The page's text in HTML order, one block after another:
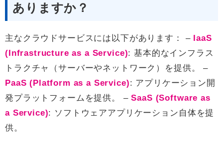
ありますか？
主なクラウドサービスには以下があります： – IaaS
(Infrastructure as a Service): 基本的なインフラス
トラクチャ（サーバーやネットワーク）を提供。 –
PaaS (Platform as a Service): アプリケーション開
発プラットフォームを提供。 –SaaS (Software as
a Service): ソフトウェアアプリケーション自体を提
供。